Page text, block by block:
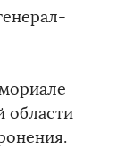
области